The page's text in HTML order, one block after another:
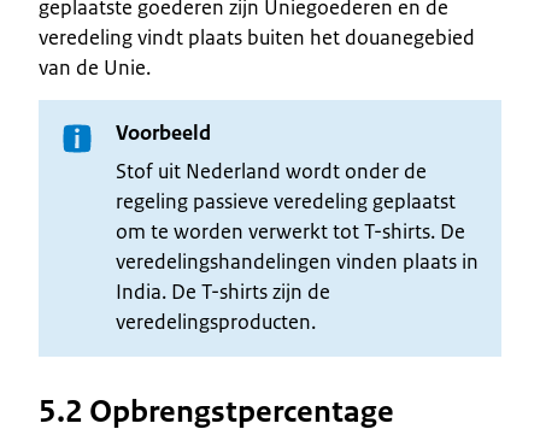
geplaatste goederen zijn Uniegoederen en de
veredeling vindt plaats buiten het douanegebied
van de Unie.
Voorbeeld
Stof uit Nederland wordt onder de
regeling passieve veredeling geplaatst
om te worden verwerkt tot T-shirts. De
veredelingshandelingen vinden plaats in
India. De T-shirts zijn de
veredelingsproducten.
5.2 Opbrengstpercentage